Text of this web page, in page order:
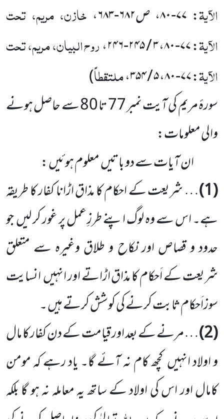
الآیۃ: ۷۷-۸۰ ، ص۶۸۲-۶۸۳ ، خازن، مریم، تحت
الآیۃ:۷۷-۸۰ ،۳ / ۲۴۵-۲۴۶ ،روح البیان، مریم، تحت
الآیۃ:۷۷-۸۰ ،۵ / ۳۵۴ ،ملتقطاً)
سورۂ مریم کی آیت نمبر 77 تا 80 سے حاصل ہونے
والی معلومات:
ان آیات سے دو باتیں معلوم ہوئیں :
(1) … شریعت کے احکام کا مذاق اڑانا کفار کا طریقہ
ہے۔ اس سے وہ لوگ اپنے طرزِ عمل پر غور کر لیں جو
حدود و قصاص اور نکاح و طلاق وغیرہ سے متعلق
شریعت کے اَحکام کا مذاق اڑاتے اور انہیں انسایت
سوزاَحکام ثابت کرنے کی کوشش کرتے ہیں ۔
(2) … مرنے کے بعد اور قیامت کے دن کفار کا مال
و اولاد انہیں کچھ کام نہ آئے گا۔ یاد رہے کہ مومن
کامال اور اس کی اولاد کے ساتھ یہ معاملہ نہ ہو گا بلکہ